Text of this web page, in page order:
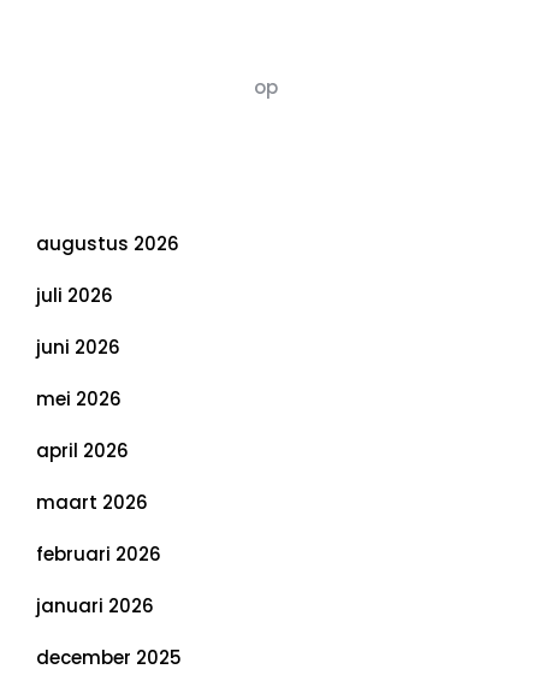
op
augustus 2026
juli 2026
juni 2026
mei 2026
april 2026
maart 2026
februari 2026
januari 2026
december 2025